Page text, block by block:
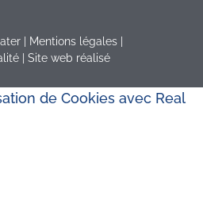
| Mentions légales
| Site web réalisé
de Cookies avec Real